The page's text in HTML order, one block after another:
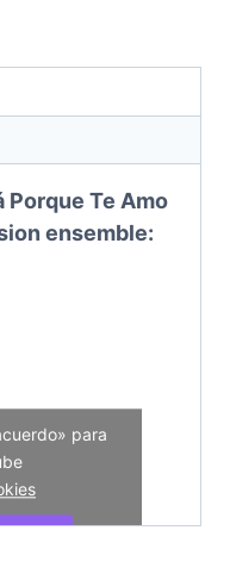
Porque Te Amo
ensemble:
para